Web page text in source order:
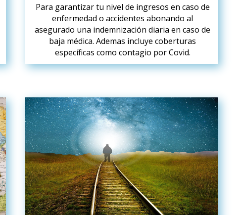
Para garantizar tu nivel de ingresos en caso de
enfermedad o accidentes abonando al
asegurado una indemnización diaria en caso de
baja médica. Ademas incluye coberturas
específicas como contagio por Covid.